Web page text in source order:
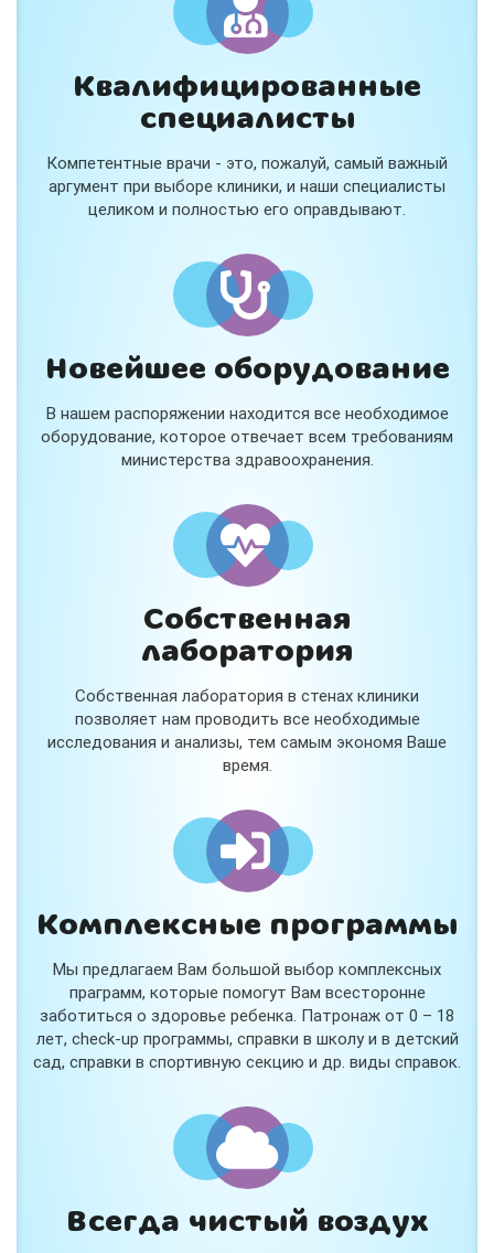
Квалифицированные
специалисты
Компетентные врачи - это, пожалуй, самый важный
аргумент при выборе клиники, и наши специалисты
целиком и полностью его оправдывают.
Новейшее оборудование
В нашем распоряжении находится все необходимое
оборудование, которое отвечает всем требованиям
министерства здравоохранения.
Собственная
лаборатория
Собственная лаборатория в стенах клиники
позволяет нам проводить все необходимые
исследования и анализы, тем самым экономя Ваше
время.
Комплексные программы
Мы предлагаем Вам большой выбор комплексных
праграмм, которые помогут Вам всесторонне
заботиться о здоровье ребенка. Патронаж от 0 – 18
лет, check-up программы, справки в школу и в детский
сад, справки в спортивную секцию и др. виды справок.
Всегда чистый воздух
Консультация ортопеда +
тейпирование за 1 приём
Вас или вашего ребёнка беспокоят:
- боли в спине, шее, коленях или ногах?
- дискомфорт после спорта и нагрузок?
В «Медлэнд» принимает известный ортопед-
травматолог Шехмаметьев Али Зарефуллович
В прием входит:
✔️ Осмотр и консультация врача
✔️ Рекомендации по вашей ситуации
✔️Тейпирование
спортсменам и беременным женщинам.
Специальная цена — 3000 ₽.
и расскажем подробнее!
Нет, спасибо
Я согласен на обработкуперсональных данных
Работает наСтримвуд